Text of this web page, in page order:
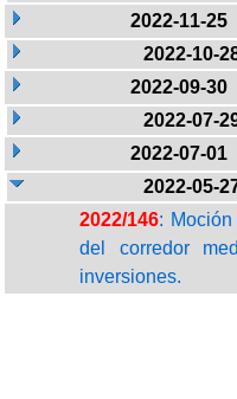
2022-11-25
2022-10-
2022-09-30
2022-07-
2022-07-01
2022-05-
2022/146:
del corredor
inversiones.